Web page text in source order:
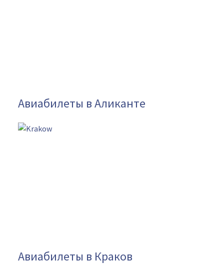
Авиабилеты в Аликанте
Авиабилеты в Краков